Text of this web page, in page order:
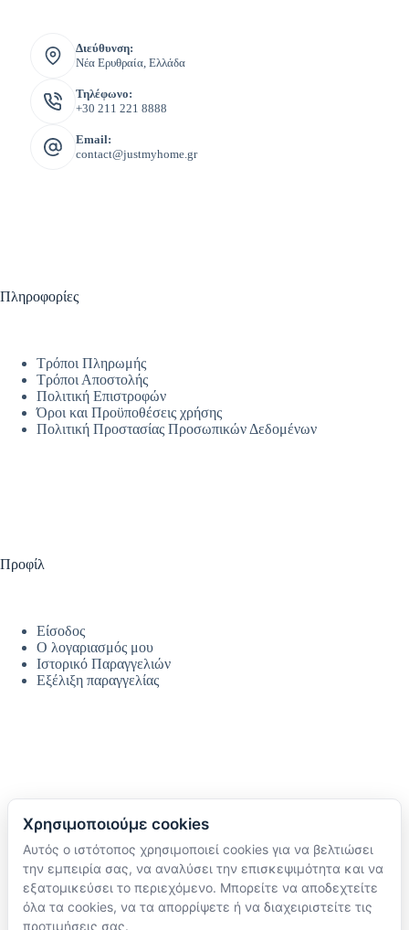
Διεύθυνση:
Νέα Ερυθραία, Ελλάδα
Τηλέφωνο:
+30 211 221 8888
Email:
contact@justmyhome.gr
Πληροφορίες
Τρόποι Πληρωμής
Τρόποι Αποστολής
Πολιτική Επιστροφών
Όροι και Προϋποθέσεις χρήσης
Πολιτική Προστασίας Προσωπικών Δεδομένων
Προφίλ
Είσοδος
Ο λογαριασμός μου
Ιστορικό Παραγγελιών
Εξέλιξη παραγγελίας
Ακολουθήστε μας
TikTok
Instagram
Facebook
Χρησιμοποιούμε cookies
Αυτός ο ιστότοπος χρησιμοποιεί cookies για να βελτιώσει
την εμπειρία σας, να αναλύσει την επισκεψιμότητα και να
εξατομικεύσει το περιεχόμενο. Μπορείτε να αποδεχτείτε
όλα τα cookies, να τα απορρίψετε ή να διαχειριστείτε τις
προτιμήσεις σας.